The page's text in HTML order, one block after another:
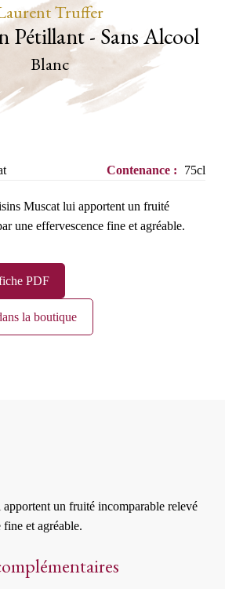
Truffer
Pétillant - Sans Alcool
Blanc
Contenance : 75cl
Muscat lui apportent un fruité
une effervescence fine et agréable.
PDF
la boutique
un fruité incomparable relevé
et agréable.